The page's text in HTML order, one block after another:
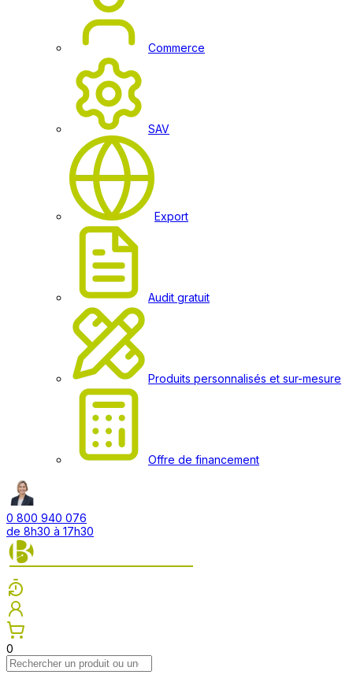
Commerce
SAV
Export
Audit gratuit
Produits personnalisés et sur-mesure
Offre de financement
0 800 940 076
de 8h30 à 17h30
0